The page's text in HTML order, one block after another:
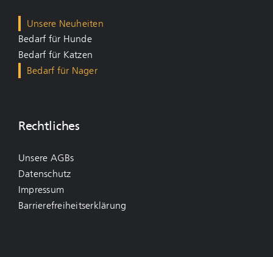
Unsere Neuheiten
Bedarf für Hunde
Bedarf für Katzen
Bedarf für Nager
Rechtliches
Unsere AGBs
Datenschutz
Impressum
Barrierefreiheitserklärung